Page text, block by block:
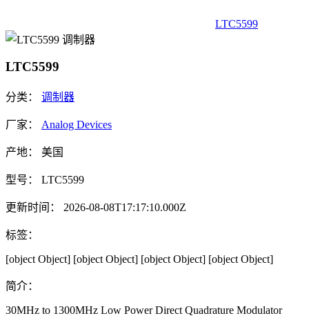
LTC5599
LTC5599
分类： 调制器
厂家： Analog Devices
产地： 美国
型号： LTC5599
更新时间： 2026-08-08T17:17:10.000Z
标签：
[object Object] [object Object] [object Object] [object Object]
简介：
30MHz to 1300MHz Low Power Direct Quadrature Modulator